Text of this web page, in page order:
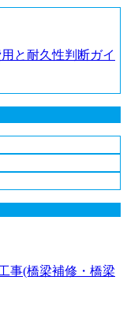
と耐久性判断ガイ
事(橋梁補修・橋梁